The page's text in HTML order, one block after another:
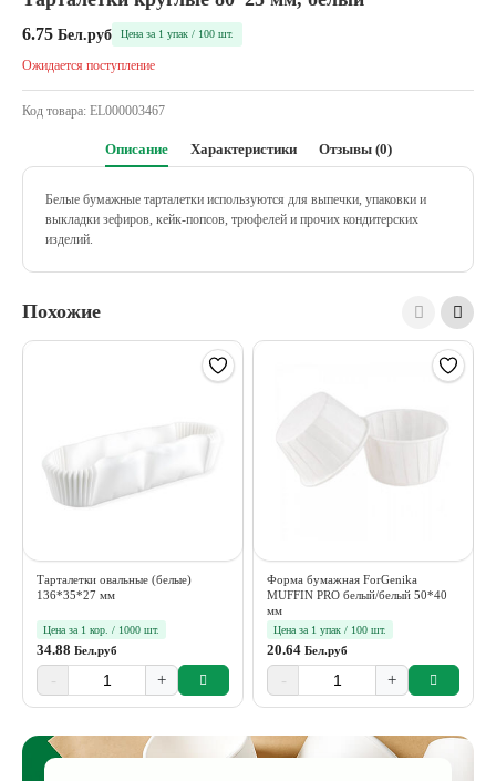
6.75 Бел.руб Цена за 1 упак / 100 шт.
Ожидается поступление
Код товара: EL000003467
Описание Характеристики Отзывы (0)
Белые бумажные тарталетки используются для выпечки, упаковки и
выкладки зефиров, кейк-попсов, трюфелей и прочих кондитерских
изделий.
Похожие
Тарталетки овальные (белые)
136*35*27 мм
Цена за 1 кор. / 1000 шт.
34.88 Бел.руб
- +
Форма бумажная ForGenika
MUFFIN PRO белый/белый 50*40
мм
Цена за 1 упак / 100 шт.
20.64 Бел.руб
- +